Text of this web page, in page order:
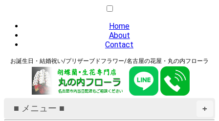
Home
About
Contact
お誕生日・結婚祝い/プリザーブドフラワー/名古屋の花屋・丸の内フローラ
+
■ メニュー ■